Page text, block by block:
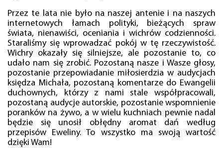
Przez te lata nie było na naszej antenie i na naszych
internetowych łamach polityki, bieżących spraw
świata, nienawiści, oceniania i wichrów codzienności.
Staraliśmy się wprowadzać pokój w tę rzeczywistość.
Wichry okazały się silniejsze, ale pozostanie to, co
udało nam się zrobić. Pozostaną nasze i Wasze głosy,
pozostanie przepowiadanie miłosierdzia w audycjach
księdza Michała, pozostaną komentarze do Ewangelii
duchownych, którzy z nami stale współpracowali,
pozostaną audycje autorskie, pozostanie wspomnienie
poranków na żywo, a w wielu kuchniach pewnie nadal
będzie się unosił obłędny aromat dań według
przepisów Eweliny. To wszystko ma swoją wartość
dzięki Wam!